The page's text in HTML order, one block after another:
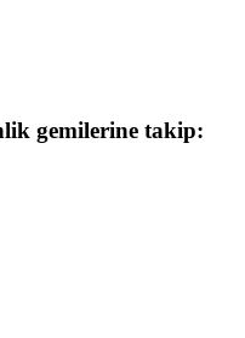
gemilerine takip: